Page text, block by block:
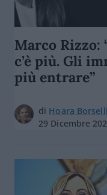
Marco Rizzo:
c’è più. Gli
più entrare”
di Hoara Borselli
29 Dicembre